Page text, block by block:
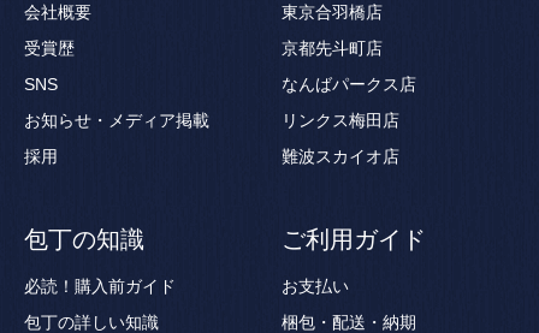
会社概要
受賞歴
SNS
お知らせ・メディア掲載
採用
東京合羽橋店
京都先斗町店
なんばパークス店
リンクス梅田店
難波スカイオ店
包丁の知識
必読！購入前ガイド
包丁の詳しい知識
ご利用ガイド
お支払い
梱包・配送・納期